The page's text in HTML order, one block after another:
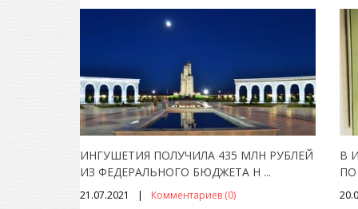
ИНГУШЕТИЯ ПОЛУЧИЛА 435 МЛН РУБЛЕЙ
ИЗ ФЕДЕРАЛЬНОГО БЮДЖЕТА Н ...
21.07.2021 Комментариев (0)
В